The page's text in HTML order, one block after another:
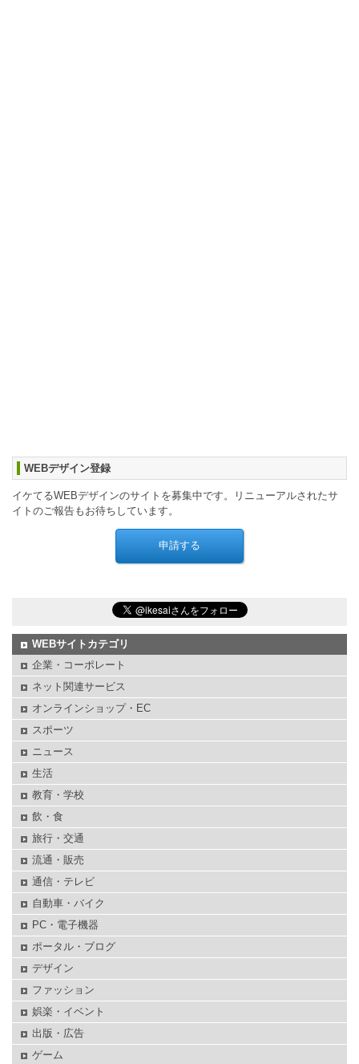
WEBデザイン登録
イケてるWEBデザインのサイトを募集中です。リニューアルされたサ
イトのご報告もお待ちしています。
WEBサイトカテゴリ
企業・コーポレート
ネット関連サービス
オンラインショップ・EC
スポーツ
ニュース
生活
教育・学校
飲・食
旅行・交通
流通・販売
通信・テレビ
自動車・バイク
PC・電子機器
ポータル・ブログ
デザイン
ファッション
娯楽・イベント
出版・広告
ゲーム